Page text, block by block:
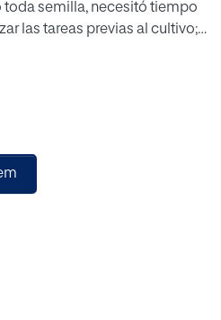
las tareas previas al cultivo;
y humedad, en definitiva,
para que se dieran